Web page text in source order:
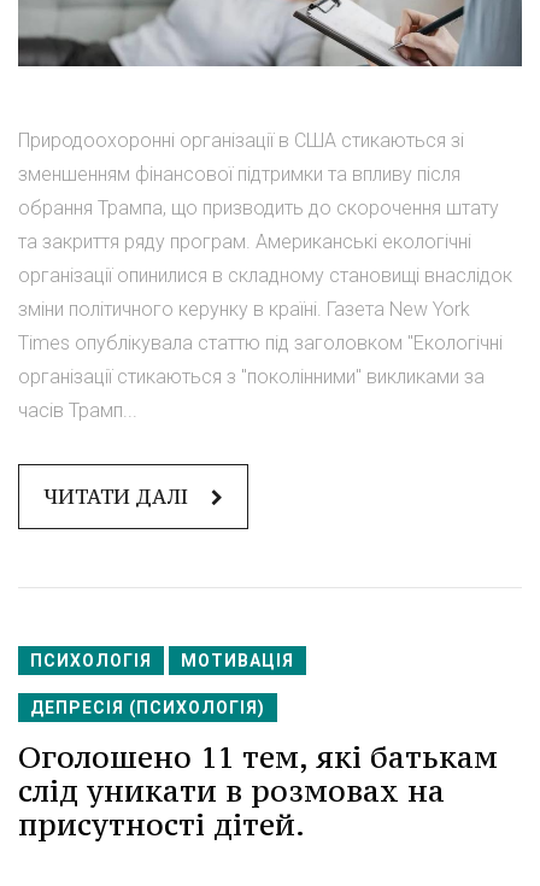
Природоохоронні організації в США стикаються зі
зменшенням фінансової підтримки та впливу після
обрання Трампа, що призводить до скорочення штату
та закриття ряду програм. Американські екологічні
організації опинилися в складному становищі внаслідок
зміни політичного керунку в країні. Газета New York
Times опублікувала статтю під заголовком "Екологічні
організації стикаються з "поколінними" викликами за
часів Трамп...
ЧИТАТИ ДАЛІ
ПСИХОЛОГІЯ МОТИВАЦІЯ
ДЕПРЕСІЯ (ПСИХОЛОГІЯ)
Оголошено 11 тем, які батькам
слід уникати в розмовах на
присутності дітей.